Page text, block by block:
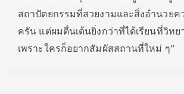
สถาปัตยกรรมที่สวยงามและสิ่งอำนวยค
ครัน แต่ผมตื่นเต้นยิ่งกว่าที่ได้เรียนที่วิทย
เพราะใครก็อยากสัมผัสสถานที่ใหม่ ๆ”